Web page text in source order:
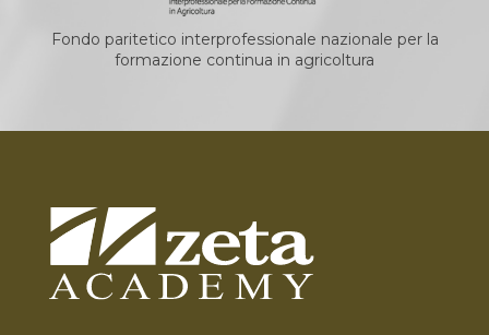
Fondo paritetico interprofessionale nazionale per la
formazione continua in agricoltura